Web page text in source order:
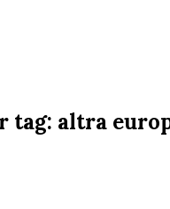
tag: altra